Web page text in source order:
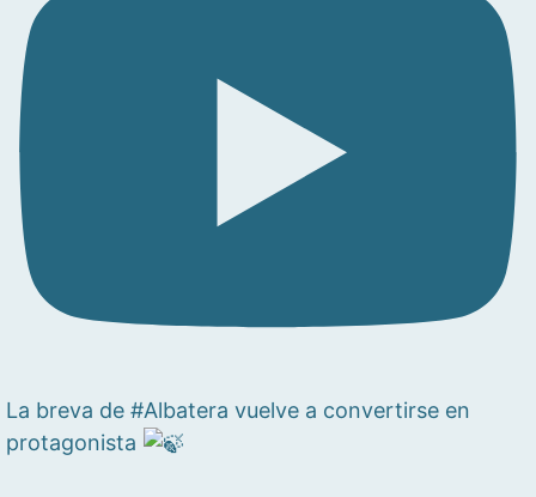
La breva de #Albatera vuelve a convertirse en
protagonista